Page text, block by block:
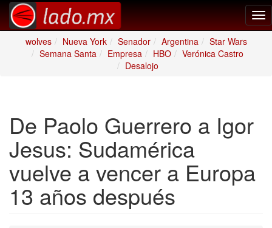
wolves
Nueva York Senador Argentina
Star Wars
Semana Santa
Empresa HBO
Verónica Castro
Desalojo
De Paolo Guerrero a Igor
Jesus: Sudamérica
vuelve a vencer a Europa
13 años después